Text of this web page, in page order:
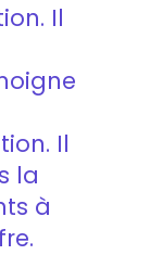
Il
Il
la
à